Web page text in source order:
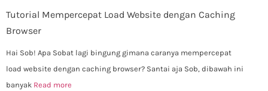
Tutorial Mempercepat Load Website dengan Caching
Browser
Hai Sob! Apa Sobat lagi bingung gimana caranya mempercepat
load website dengan caching browser? Santai aja Sob, dibawah ini
banyak Read more